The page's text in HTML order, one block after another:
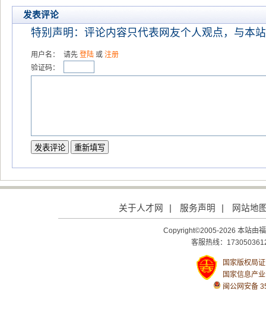
发表评论
特别声明：评论内容只代表网友个人观点，与本
用户名： 请先 登陆或 注册
验证码：
关于人才网 服务声明 网站地
Copyright©2005-2026 本站由
客服热线：
国家版权局
国家信息产
闽公网安备